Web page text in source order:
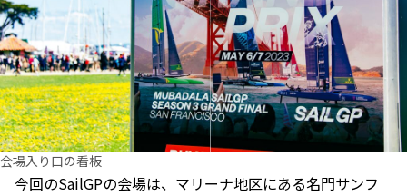
会場入り口の看板
今回のSailGPの会場は、マリーナ地区にある名門サンフ